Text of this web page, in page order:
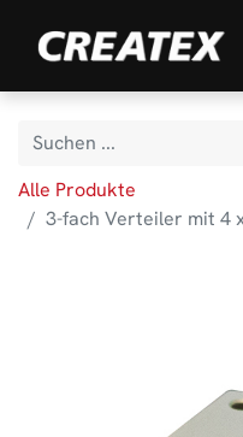
Alle Produkte
3-fach Verteiler mit 4